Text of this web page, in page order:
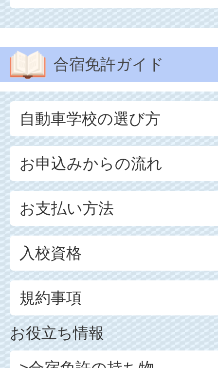
合宿免許ガイド
自動車学校の選び方
お申込みからの流れ
お支払い方法
入校資格
規約事項
お役立ち情報